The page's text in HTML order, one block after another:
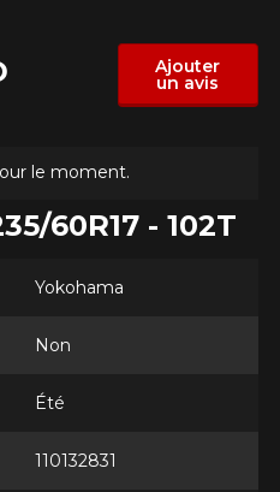
Ajouter
un avis
le moment.
60R17 - 102T
Yokohama
Non
Été
110132831 le